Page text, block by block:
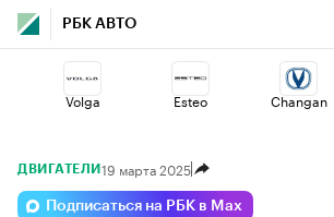
РБК АВТО
Volga Esteo Changan
Haval Omoda
ДВИГАТЕЛИ 19 марта 2025
Подписаться на РБК в Max